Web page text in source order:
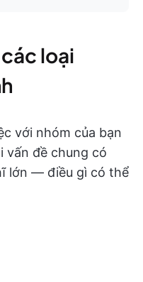
loại
với nhóm của bạn
vấn đề chung có
lớn — điều gì có thể